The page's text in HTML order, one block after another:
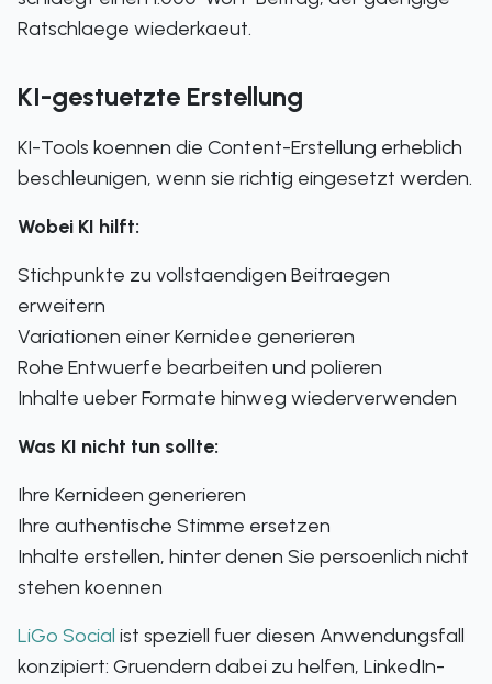
Ratschlaege wiederkaeut.
KI-gestuetzte Erstellung
KI-Tools koennen die Content-Erstellung erheblich
beschleunigen, wenn sie richtig eingesetzt werden.
Wobei KI hilft:
Stichpunkte zu vollstaendigen Beitraegen
erweitern
Variationen einer Kernidee generieren
Rohe Entwuerfe bearbeiten und polieren
Inhalte ueber Formate hinweg wiederverwenden
Was KI nicht tun sollte:
Ihre Kernideen generieren
Ihre authentische Stimme ersetzen
Inhalte erstellen, hinter denen Sie persoenlich nicht
stehen koennen
LiGo Social ist speziell fuer diesen Anwendungsfall
konzipiert: Gruendern dabei zu helfen, LinkedIn-